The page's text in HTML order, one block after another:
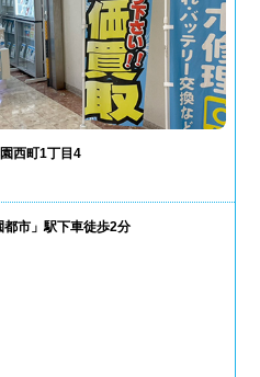
西町1丁目4
市」駅下車徒歩2分